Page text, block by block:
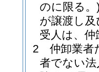
のに限る。
が譲渡し
受人は、
2
仲卸業者
者でない